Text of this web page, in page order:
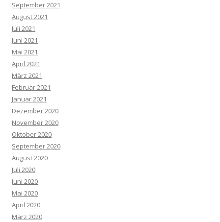
September 2021
August 2021
Juli 2021
Juni 2021
Mai 2021
April 2021
März 2021
Februar 2021
Januar 2021
Dezember 2020
November 2020
Oktober 2020
September 2020
August 2020
Juli 2020
Juni 2020
Mai 2020
April 2020
März 2020